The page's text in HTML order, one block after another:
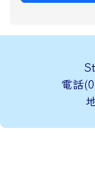
頁尾區域
電話